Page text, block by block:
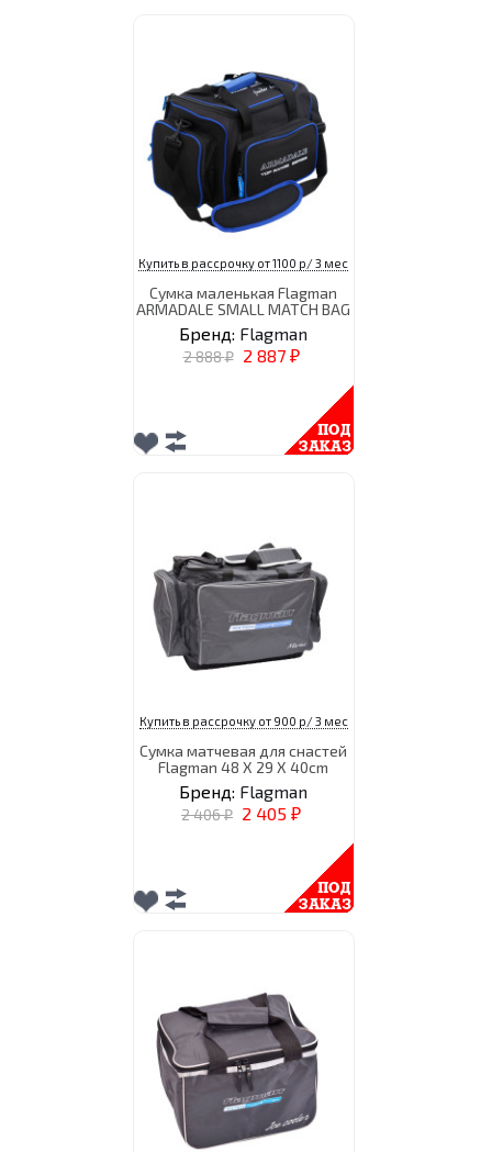
Купить в рассрочку от 1100 р/ 3 мес
Сумка маленькая Flagman
ARMADALE SMALL MATCH BAG
Бренд: Flagman
2 888₽ 2 887 ₽
Купить в рассрочку от 900 р/ 3 мес
Сумка матчевая для снастей
Flagman 48 X 29 X 40cm
Бренд: Flagman
2 406₽ 2 405 ₽